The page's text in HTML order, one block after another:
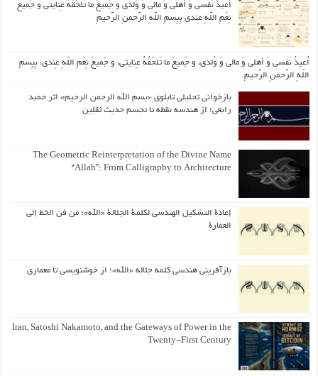
اُعیذُ نَفسی وَ أهلی وَ مالی وَ وُلدی و جَمیعَ ما تَلحَقُهُ عِنایتی و جَمیعَ
نِعَمِ اللّهِ عِندی بِبِسمِ اللّهِ الرَّحمنِ الرَّحیمِ
اُعیذُ نَفسی وَ أهلی وَ مالی وَ وُلدی، و جَمیعَ ما تَلحَقُهُ عِنایتی، و جَمیعَ نِعَمِ اللّهِ عِندی، بِبِسمِ
اللّهِ الرَّحمنِ الرَّحیمِ.
بازخوانی تحلیلی تابلوی «بسم الله الرحمن الرحیم» اثر حمید
رابعی؛ از هندسه نقطه تا تجسم حدیث ثقلین
The Geometric Reinterpretation of the Divine Name
“Allah”: From Calligraphy to Architecture
إعادة التشكيل الهندسي لكلمة الجلالة «الله»؛ من فن الخط إلى
العمارة
بازآفرینی هندسی کلمه جلاله «الله»؛ از خوشنویسی تا معماری
Iran, Satoshi Nakamoto, and the Gateways of Power in the
Twenty-First Century